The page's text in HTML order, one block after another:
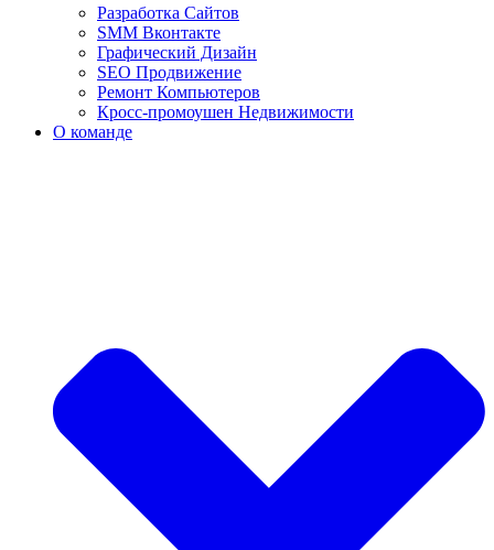
Разработка Сайтов
SMM Вконтакте
Графический Дизайн
SEO Продвижение
Ремонт Компьютеров
Кросс-промоушен Недвижимости
О команде